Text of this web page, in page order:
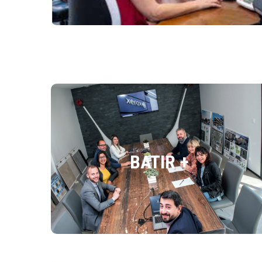
BATIR +
Batir +
La dématérialisation du document pour se
concentrer sur son cœur de métier
DÉCOUVRIR L'ARTICLE